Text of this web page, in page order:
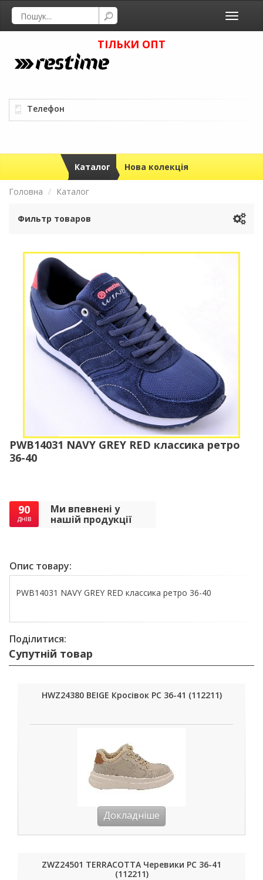
Toggle
ТІЛЬКИ ОПТ
Телефон
Каталог Нова колекція
Головна Каталог
Фильтр товаров
PWB14031 NAVY GREY RED классика ретро
36-40
90
днів
Ми впевнені у
нашій продукції
Опис товару:
PWB14031 NAVY GREY RED классика ретро 36-40
Поділитися:
Супутній товар
HWZ24380 BEIGE Кросівок РС 36-41 (112211)
Докладніше
ZWZ24501 TERRACOTTA Черевики РС 36-41
(112211)